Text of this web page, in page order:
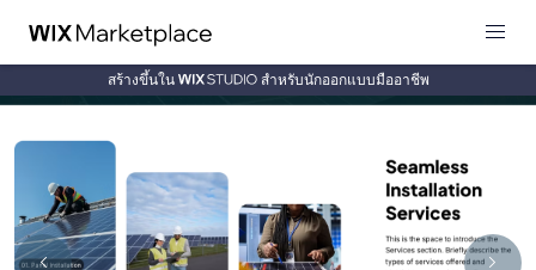
สร้างขึ้นใน สำหรับนักออกแบบมืออาชีพ